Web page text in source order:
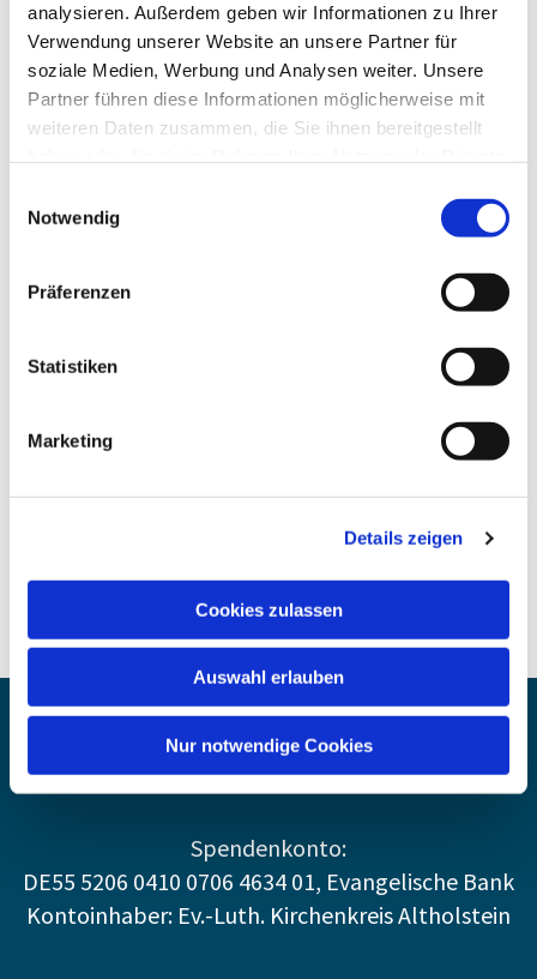
analysieren. Außerdem geben wir Informationen zu Ihrer
Verwendung unserer Website an unsere Partner für
soziale Medien, Werbung und Analysen weiter. Unsere
Partner führen diese Informationen möglicherweise mit
weiteren Daten zusammen, die Sie ihnen bereitgestellt
Notwendig
Präferenzen
Statistiken
Marketing
Details zeigen
Cookies zulassen
Auswahl erlauben
Nur notwendige Cookies
Gemeindehaus der Paul-Gerhardt-
EV.-LUTH. PAUL-GERHARDT-
KIRCHENGEMEINDE KIEL
Spendenkonto:
DE55 5206 0410 0706 4634 01, Evangelische Bank
Kontoinhaber: Ev.-Luth. Kirchenkreis Altholstein